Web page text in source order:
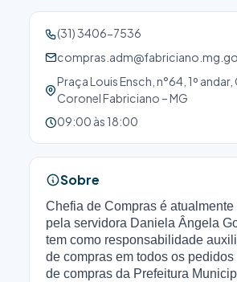
(31) 3406-7536
Praça Louis Ensch, n°64, 1º andar,
Coronel Fabriciano – MG
09:00 às 18:00
Sobre
Chefia de Compras é atualmente
pela servidora Daniela Ângela
tem como responsabilidade
de compras em todos os
de compras da Prefeitura